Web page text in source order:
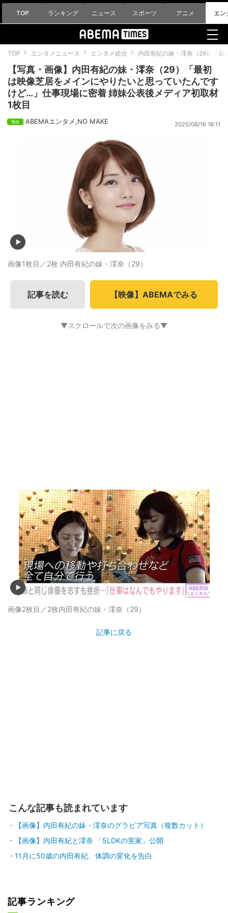
TOP ランキング ニュース スポーツ アニメ エン
TOP エンタメニュース エンタメ総合 内田有紀の妹・澪奈（29）「
【写真・画像】内田有紀の妹・澪奈（29）「最初
は映像芝居をメインにやりたいと思っていたんです
けど…」仕事現場に密着 姉妹公表後メディア初取材
1枚目
ABEMAエンタメ,NO MAKE 2025/08/16 18:11
画像1枚目／2枚 内田有紀の妹・澪奈（29）
記事を読む 【映像】ABEMAでみる
▼スクロールで次の画像をみる▼
画像2枚目／2枚内田有紀の妹・澪奈（29）
記事に戻る
こんな記事も読まれています
【画像】内田有紀の妹・澪奈のグラビア写真（複数カット）
【画像】内田有紀と澪奈 「5LDKの実家」公開
11月に50歳の内田有紀、体調の変化を告白
記事ランキング